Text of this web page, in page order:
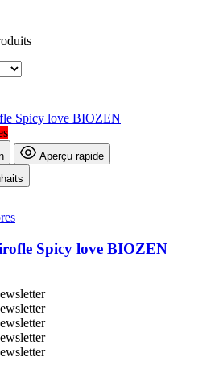
Aperçu rapide
Spicy love BIOZEN